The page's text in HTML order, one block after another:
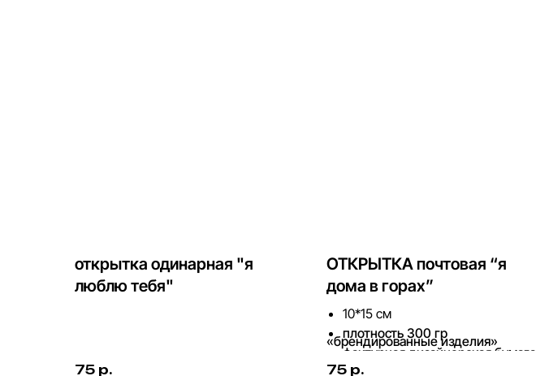
открытка одинарная "я
люблю тебя"
75 р.
ОТКРЫТКА почтовая “я
дома в горах”
10*15 см
плотность 300 гр
фактурная дизайнерская бумага
индивидуальный дизайн в
«брендированные изделия»
75 р.